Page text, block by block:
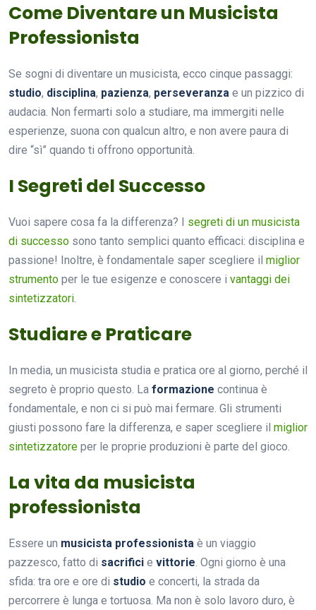
Come Diventare un Musicista
Professionista
Se sogni di diventare un musicista, ecco cinque passaggi:
studio, disciplina, pazienza, perseveranza e un pizzico di
audacia. Non fermarti solo a studiare, ma immergiti nelle
esperienze, suona con qualcun altro, e non avere paura di
dire “sì” quando ti offrono opportunità.
I Segreti del Successo
Vuoi sapere cosa fa la differenza? I segreti di un musicista
di successo sono tanto semplici quanto efficaci: disciplina e
passione! Inoltre, è fondamentale saper scegliere il miglior
strumento per le tue esigenze e conoscere i vantaggi dei
sintetizzatori.
Studiare e Praticare
In media, un musicista studia e pratica ore al giorno, perché il
segreto è proprio questo. La formazione continua è
fondamentale, e non ci si può mai fermare. Gli strumenti
giusti possono fare la differenza, e saper scegliere il miglior
sintetizzatore per le proprie produzioni è parte del gioco.
La vita da musicista
professionista
Essere un musicista professionista è un viaggio
pazzesco, fatto di sacrifici e vittorie. Ogni giorno è una
sfida: tra ore e ore di studio e concerti, la strada da
percorrere è lunga e tortuosa. Ma non è solo lavoro duro, è